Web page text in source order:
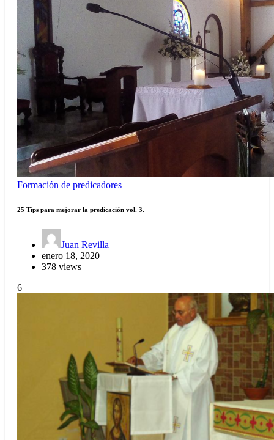
Formación de predicadores
25 Tips para mejorar la predicación vol. 3.
Juan Revilla
enero 18, 2020
378 views
6